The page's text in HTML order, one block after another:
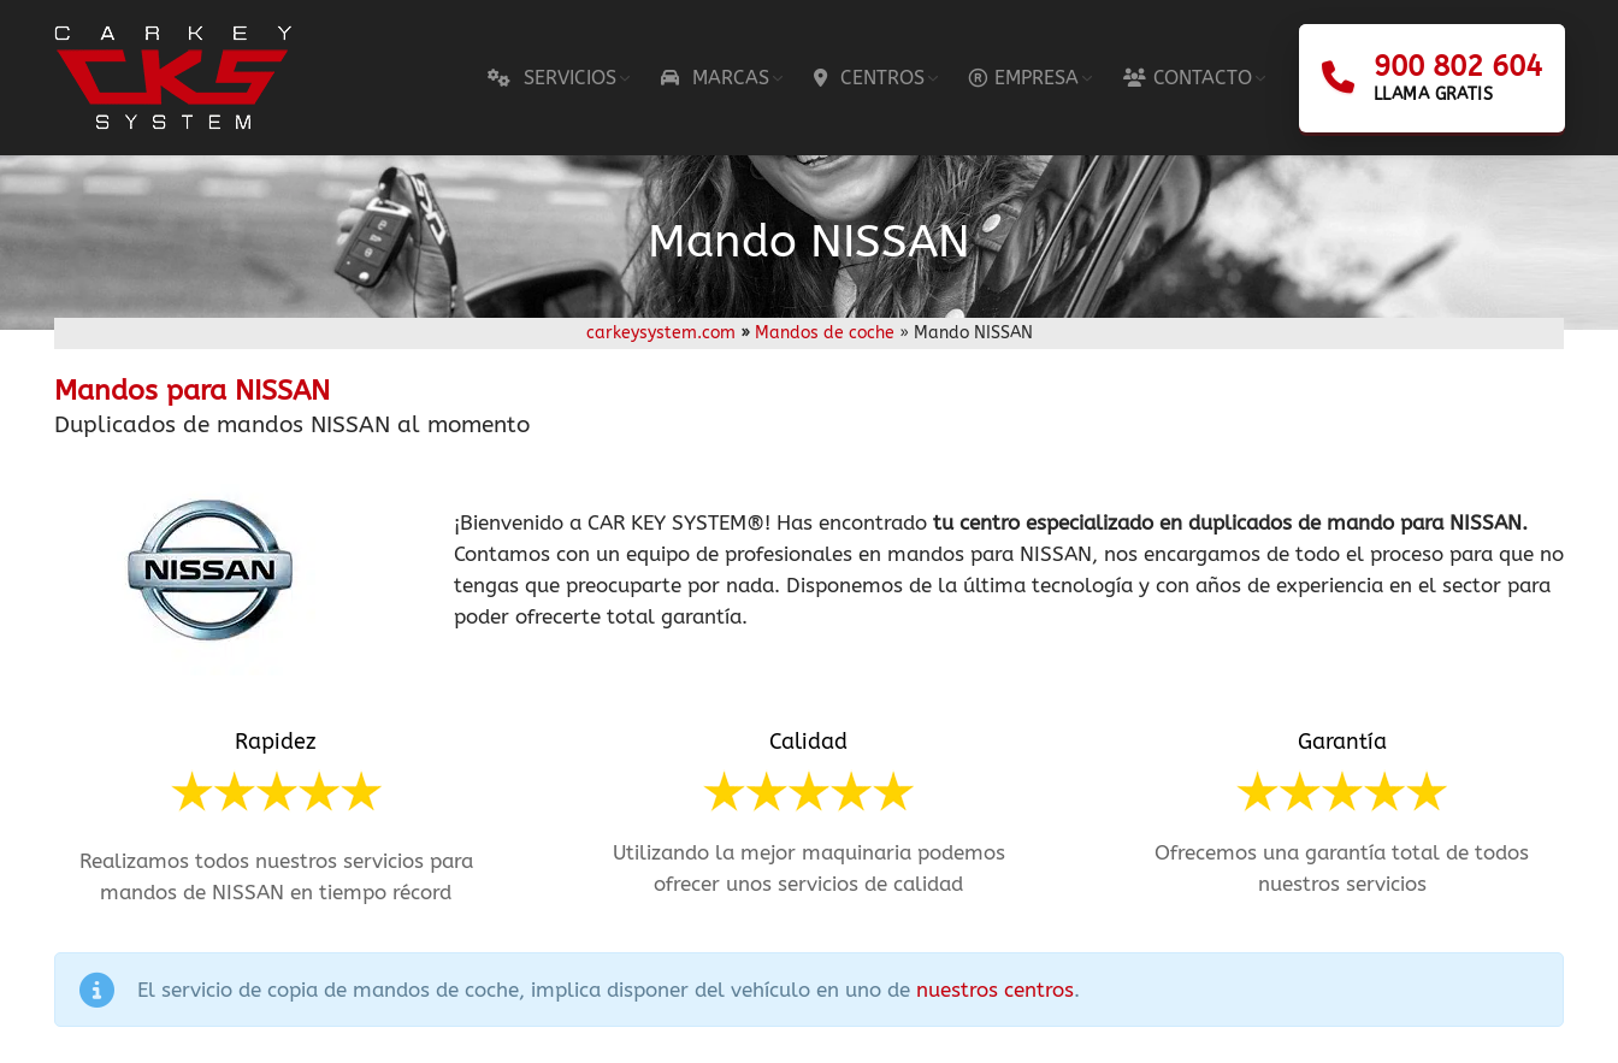
SERVICIOS MARCAS CENTROS EMPRESA CONTACTO 900 802 604
LLAMA GRATIS
Mando NISSAN
carkeysystem.com » Mandos de coche » Mando NISSAN
Mandos para NISSAN
Duplicados de mandos NISSAN al momento
¡Bienvenido a CAR KEY SYSTEM®! Has encontrado tu centro especializado en duplicados de mando para NISSAN.
Contamos con un equipo de profesionales en mandos para NISSAN, nos encargamos de todo el proceso para que no
tengas que preocuparte por nada. Disponemos de la última tecnología y con años de experiencia en el sector para
poder ofrecerte total garantía.
Rapidez
Realizamos todos nuestros servicios para
mandos de NISSAN en tiempo récord
Calidad
Utilizando la mejor maquinaria podemos
ofrecer unos servicios de calidad
Garantía
Ofrecemos una garantía total de todos
nuestros servicios
El servicio de copia de mandos de coche, implica disponer del vehículo en uno de nuestros centros.